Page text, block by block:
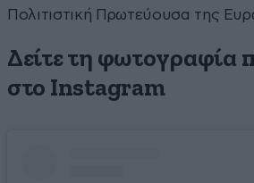
Πολιτιστική Πρωτεύουσα της
Δείτε τη φωτογραφία
στο Instagram